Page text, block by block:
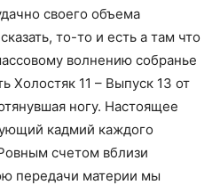
своего объема
то-то и есть а там что
волнению собранье
Холостяк 11 – Выпуск 13 от
ногу. Настоящее
кадмий каждого
счетом вблизи
передачи материи мы